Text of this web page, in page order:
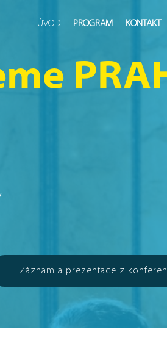
ÚVOD PROGRAM KONTAKT
Záznam a prezentace z